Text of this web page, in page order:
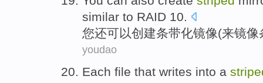
similar to RAID 10.
您还可以创建条带化镜像(来镜像
youdao
Each file that writes into a